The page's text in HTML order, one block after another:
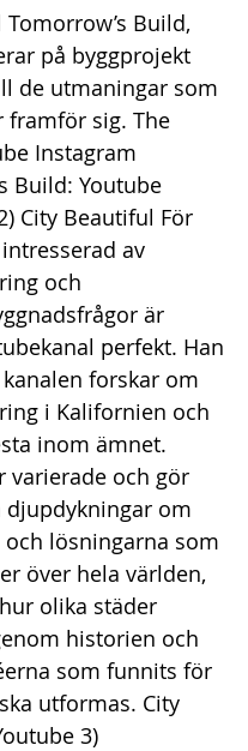
Build,
på byggprojekt
de utmaningar som
framför sig. The
Instagram
Build: Youtube
City Beautiful För
av
och
är
perfekt. Han
forskar om
i Kalifornien och
inom ämnet.
varierade och gör
djupdykningar om
lösningarna som
över hela världen,
olika städer
historien och
som funnits för
utformas. City
3)